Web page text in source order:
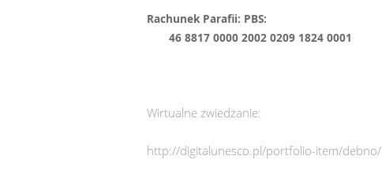
Rachunek Parafii: PBS:
46 8817 0000 2002 0209 1824 0001
Wirtualne zwiedzanie:
http://digitalunesco.pl/portfolio-item/debno/